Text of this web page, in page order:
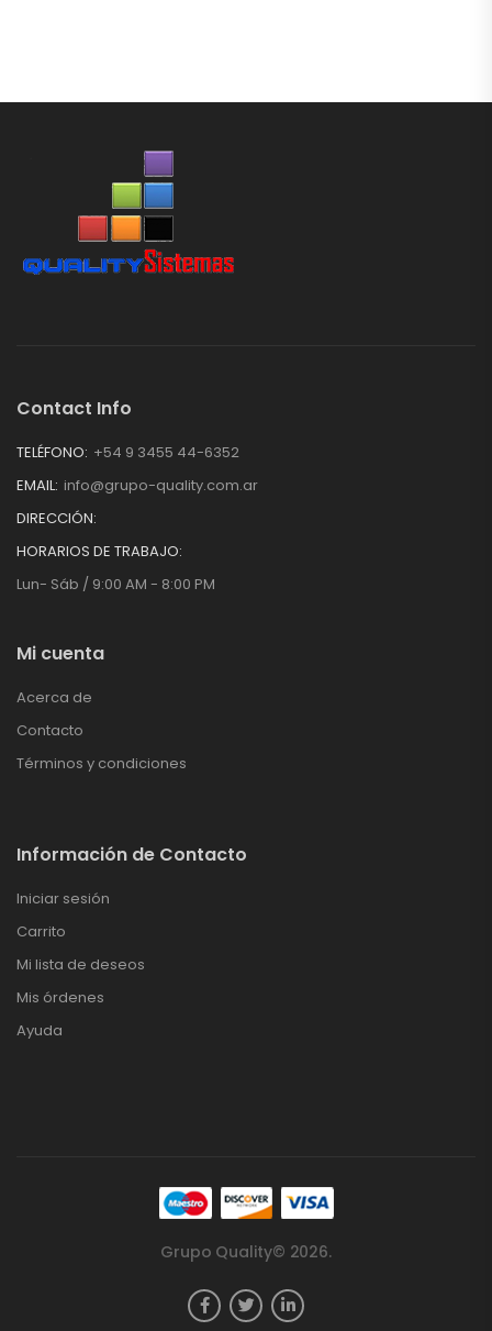
Contact Info
TELÉFONO: +54 9 3455 44-6352
EMAIL: info@grupo-quality.com.ar
DIRECCIÓN:
HORARIOS DE TRABAJO:
Lun- Sáb / 9:00 AM - 8:00 PM
Mi cuenta
Acerca de
Contacto
Términos y condiciones
Información de Contacto
Iniciar sesión
Carrito
Mi lista de deseos
Mis órdenes
Ayuda
Grupo Quality© 2026.